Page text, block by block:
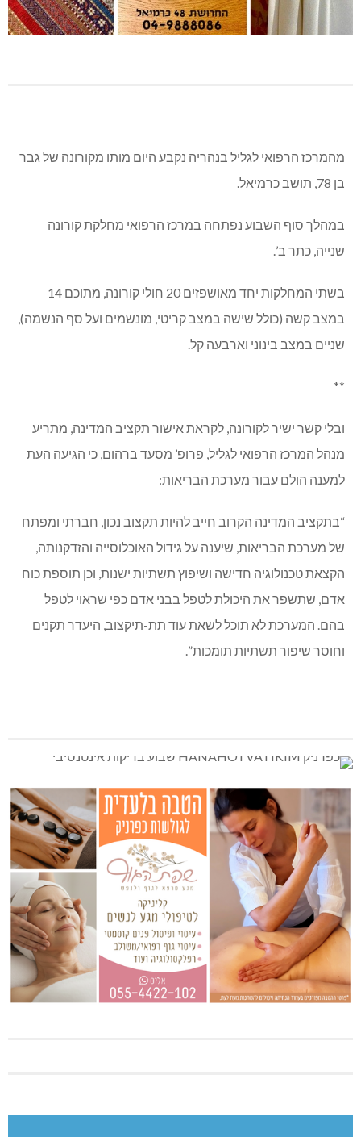
מהמרכז הרפואי לגליל בנהריה נקבע היום מותו מקורונה של גבר
בן 78, תושב כרמיאל.
במהלך סוף השבוע נפתחה במרכז הרפואי מחלקת קורונה
שנייה, כתר ב’.
בשתי המחלקות יחד מאושפזים 20 חולי קורונה, מתוכם 14
במצב קשה (כולל שישה במצב קריטי, מונשמים ועל סף הנשמה),
שניים במצב בינוני וארבעה קל.
**
ובלי קשר ישיר לקורונה, לקראת אישור תקציב המדינה, מתריע
מנהל המרכז הרפואי לגליל, פרופ’ מסעד ברהום, כי הגיעה העת
למענה הולם עבור מערכת הבריאות:
“בתקציב המדינה הקרוב חייב להיות תקצוב נכון, חברתי ומפתח
של מערכת הבריאות, שיענה על גידול האוכלוסייה והזדקנותה,
הקצאת טכנולוגיה חדישה ושיפוץ תשתיות ישנות, וכן תוספת כוח
אדם, שתשפר את היכולת לטפל בבני אדם כפי שראוי לטפל
בהם. המערכת לא תוכל לשאת עוד תת-תיקצוב, היעדר תקנים
וחוסר שיפור תשתיות תומכות”.